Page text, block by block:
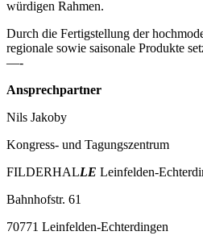
würdigen Rahmen.
Durch die Fertigstellung der
regionale sowie saisonale Produkte
—-
Ansprechpartner
Nils Jakoby
Kongress- und Tagungszentrum
FILDERHALLE Leinfelden-
Bahnhofstr. 61
70771 Leinfelden-Echterdingen